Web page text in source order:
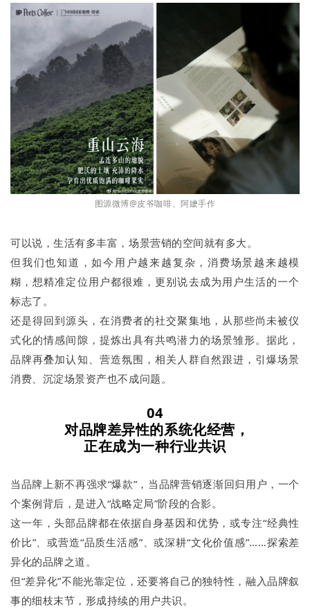
图源微博@皮爷咖啡、阿嬷手作
可以说，生活有多丰富，场景营销的空间就有多大。
但我们也知道，如今用户越来越复杂，消费场景越来越模
糊，想精准定位用户都很难，更别说去成为用户生活的一个
标志了。
还是得回到源头，在消费者的社交聚集地，从那些尚未被仪
式化的情感间隙，提炼出具有共鸣潜力的场景雏形。据此，
品牌再叠加认知、营造氛围，相关人群自然跟进，引爆场景
消费、沉淀场景资产也不成问题。
04
对品牌差异性的系统化经营，
正在成为一种行业共识
当品牌上新不再强求“爆款”，当品牌营销逐渐回归用户，一个
个案例背后，是进入“战略定局”阶段的合影。
这一年，头部品牌都在依据自身基因和优势，或专注“经典性
价比”、或营造“品质生活感”、或深耕“文化价值感”……探索差
异化的品牌之道。
但“差异化”不能光靠定位，还要将自己的独特性，融入品牌叙
事的细枝末节，形成持续的用户共识。